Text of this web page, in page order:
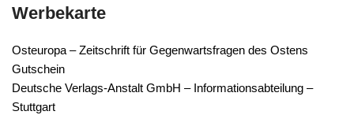
Werbekarte
Osteuropa – Zeitschrift für Gegenwartsfragen des Ostens
Gutschein
Deutsche Verlags-Anstalt GmbH – Informationsabteilung –
Stuttgart